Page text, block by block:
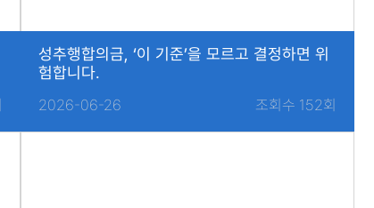
성추행합의금, ‘이 기준’을 모르고 결정하면 위
험합니다.
2026-06-26 조회수 152회